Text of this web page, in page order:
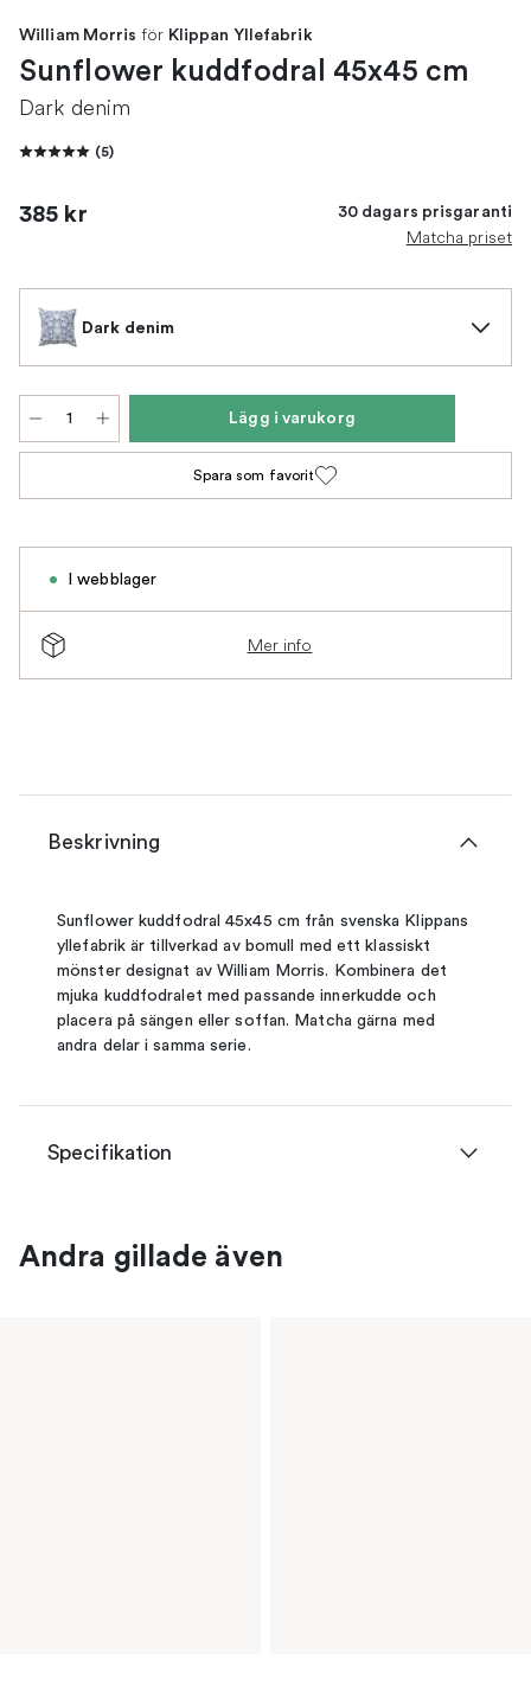
William Morris för Klippan Yllefabrik
Sunflower kuddfodral 45x45 cm
Dark denim
(5)
385 kr 30 dagars prisgaranti
Matcha priset
Dark denim
Lägg i varukorg
Spara som favorit
I webblager
Mer info
Beskrivning
Sunflower kuddfodral 45x45 cm från svenska Klippans
yllefabrik är tillverkad av bomull med ett klassiskt
mönster designat av William Morris. Kombinera det
mjuka kuddfodralet med passande innerkudde och
placera på sängen eller soffan. Matcha gärna med
andra delar i samma serie.
Specifikation
Andra gillade även